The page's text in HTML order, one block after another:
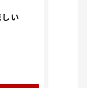
しい